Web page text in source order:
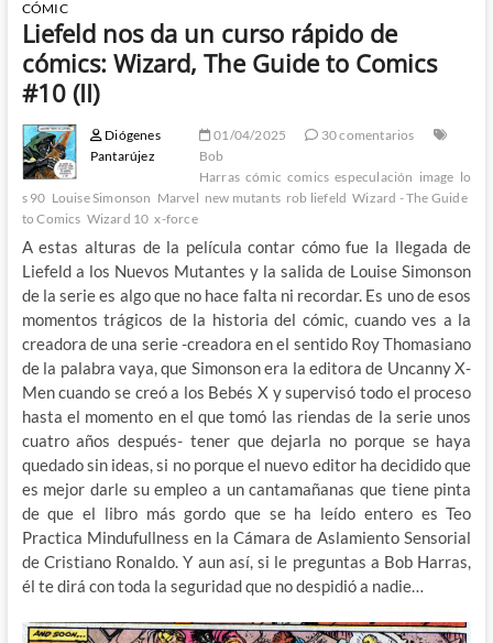
CÓMIC
Liefeld nos da un curso rápido de
cómics: Wizard, The Guide to Comics
#10 (II)
Diógenes
Pantarújez
01/04/2025
30 comentarios
Bob
Harras cómic comics especulación image lo
s 90 Louise Simonson Marvel new mutants rob liefeld Wizard - The Guide
to Comics Wizard 10 x-force
A estas alturas de la película contar cómo fue la llegada de
Liefeld a los Nuevos Mutantes y la salida de Louise Simonson
de la serie es algo que no hace falta ni recordar. Es uno de esos
momentos trágicos de la historia del cómic, cuando ves a la
creadora de una serie -creadora en el sentido Roy Thomasiano
de la palabra vaya, que Simonson era la editora de Uncanny X-
Men cuando se creó a los Bebés X y supervisó todo el proceso
hasta el momento en el que tomó las riendas de la serie unos
cuatro años después- tener que dejarla no porque se haya
quedado sin ideas, si no porque el nuevo editor ha decidido que
es mejor darle su empleo a un cantamañanas que tiene pinta
de que el libro más gordo que se ha leído entero es Teo
Practica Mindufullness en la Cámara de Aslamiento Sensorial
de Cristiano Ronaldo. Y aun así, si le preguntas a Bob Harras,
él te dirá con toda la seguridad que no despidió a nadie…